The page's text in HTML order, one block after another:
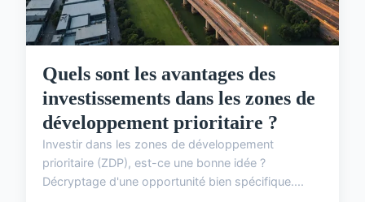
Quels sont les avantages des
investissements dans les zones de
développement prioritaire ?
Investir dans les zones de développement
prioritaire (ZDP), est-ce une bonne idée ?
Décryptage d'une opportunité bien spécifique....